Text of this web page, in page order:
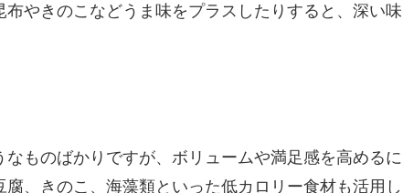
やきのこなどうま味をプラスしたりすると、深い味
ものばかりですが、ボリュームや満足感を高めるに
、きのこ、海藻類といった低カロリー食材も活用し